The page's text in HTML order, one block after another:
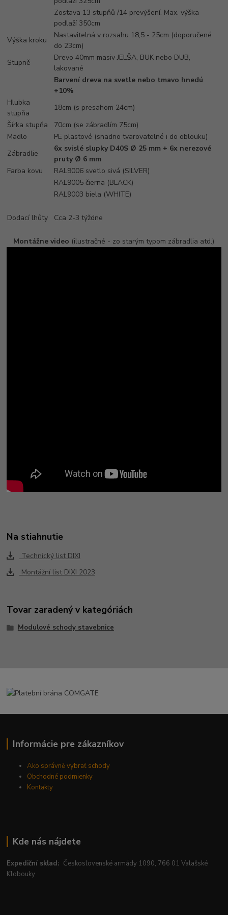
Zostava 13 stupňů /14 prevýšení. Max. výška
podlaží 350cm
Výška kroku
Nastavitelná v rozsahu 18,5 - 25cm (doporučené
do 23cm)
Stupně
Drevo 40mm masiv JELŠA, BUK nebo DUB,
lakované
Barvení dreva na svetle nebo tmavo hnedú
+10%
Hlubka
stupňa
18cm (s presahom 24cm)
Šírka stupňa
70cm (se zábradlím 75cm)
Madlo
PE plastové (snadno tvarovatelné i do oblouku)
Zábradlie
6x svislé slupky D40S Ø 25 mm + 6x nerezové
pruty Ø 6 mm
Farba kovu
RAL9006 svetlo sivá (SILVER)
RAL9005 čierna (BLACK)
RAL9003 biela (WHITE)
Dodací lhůty Cca 2-3 týždne
Montážne video (ilustračné - zo starým typom zábradlia atd.)
Na stiahnutie
Technický list DIXI
Montážní list DIXI 2023
Tovar zaradený v kategóriách
Modulové schody stavebnice
Informácie pre zákazníkov
Ako správně vybrať schody
Obchodné podmienky
Kontakty
Kde nás nájdete
Expediční sklad: Československé armády 1090, 766 01 Valašské
Klobouky